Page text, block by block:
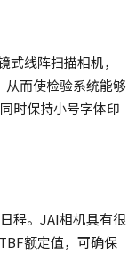
线阵扫描相机，
从而使检验系统能够
时保持小号字体印
程。JAI相机具有很
额定值，可确保